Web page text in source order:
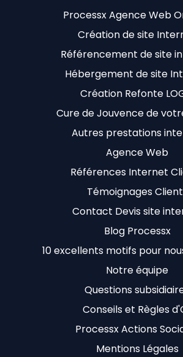
Processx Agence Web
Création de site
Référencement de site
Hébergement de site
Création Refonte
Cure de Jouvence de
Autres prestations
Agence Web
Références Internet
Témoignages
Contact Devis site
Blog Processx
10 excellents motifs pour
Notre équipe
Questions
Conseils et Règles
Processx Actions
Mentions Légales